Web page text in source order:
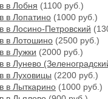
в Лобня (1100 руб.)
в Лопатино (1000 руб.)
в Лосино-Петровский
в Лотошино (2500 руб.)
в Лужки (2000 руб.)
в Лунево
в Луховицы (2200 руб.)
в Лыткарино (1000 руб.)